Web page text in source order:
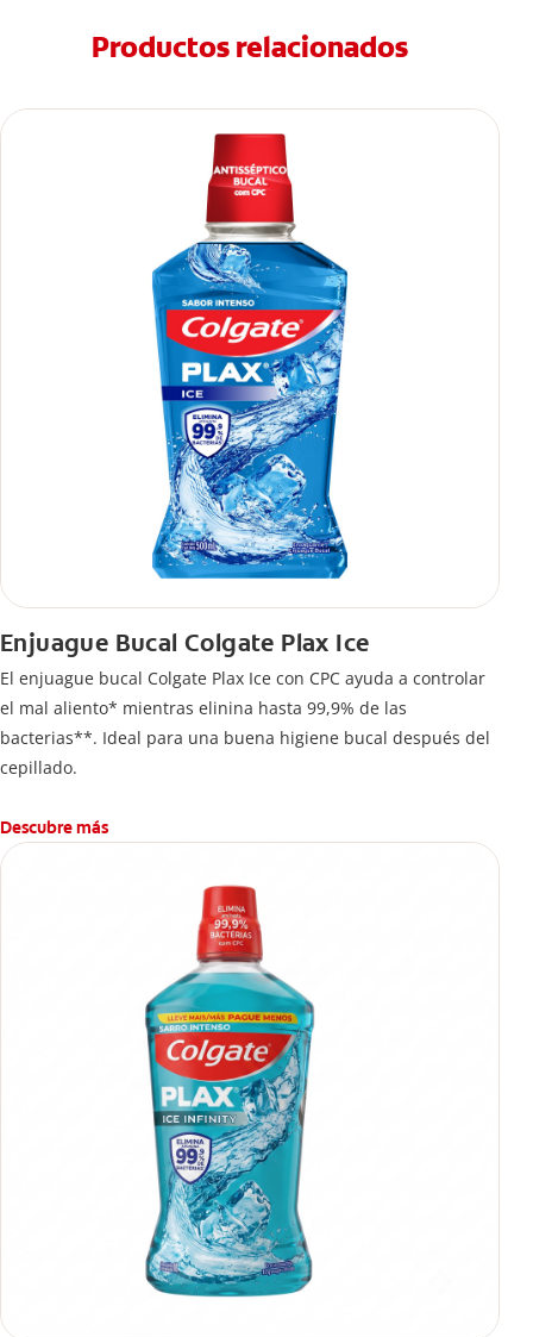
Productos relacionados
Enjuague Bucal Colgate Plax Ice
El enjuague bucal Colgate Plax Ice con CPC ayuda a controlar
el mal aliento* mientras elinina hasta 99,9% de las
bacterias**. Ideal para una buena higiene bucal después del
cepillado.
Descubre más